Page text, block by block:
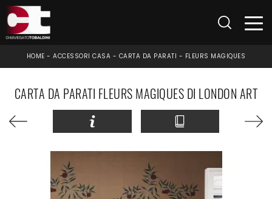
HOME -ACCESSORI CASA - CARTA DA PARATI - FLEURS MAGIQUES
CARTA DA PARATI FLEURS MAGIQUES DI LONDON ART